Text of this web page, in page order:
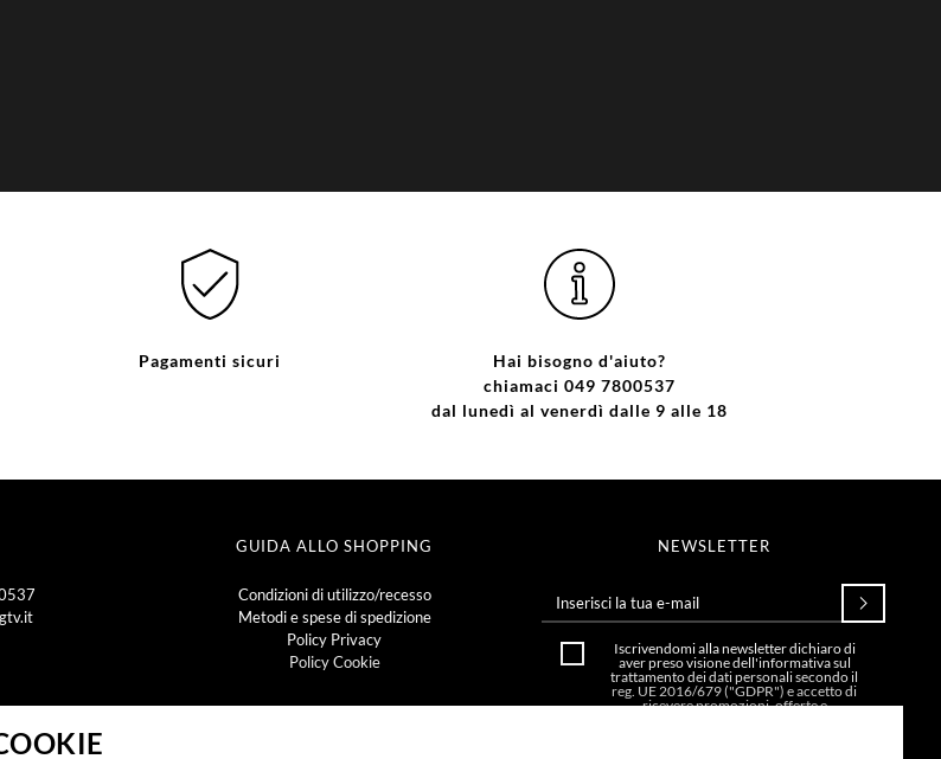
Pagamenti sicuri
Hai bisogno d'aiuto?
chiamaci 049 7800537
dal lunedì al venerdì dalle 9 alle 18
GUIDA ALLO SHOPPING
Condizioni di utilizzo/recesso
Metodi e spese di spedizione
Policy Privacy
Policy Cookie
NEWSLETTER
Iscrivendomi alla newsletter dichiaro di
aver preso visione dell'informativa sul
trattamento dei dati personali secondo il
reg. UE 2016/679 ("GDPR") e accetto di
ricevere promozioni, offerte e